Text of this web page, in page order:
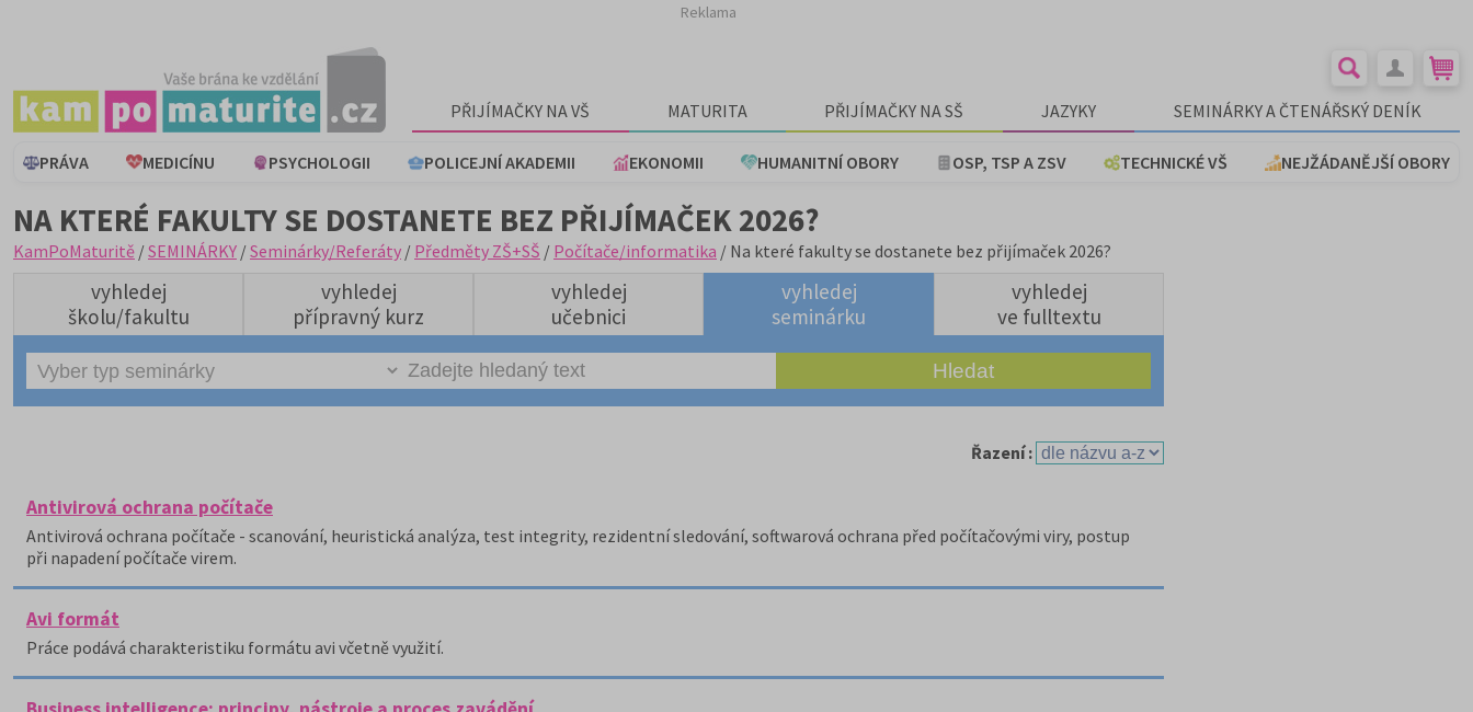
Reklama
PŘIJÍMAČKY NA VŠ MATURITA PŘIJÍMAČKY NA SŠ JAZYKY SEMINÁRKY A ČTENÁŘSKÝ DENÍK
PRÁVA MEDICÍNU PSYCHOLOGII POLICEJNÍ AKADEMII EKONOMII HUMANITNÍ OBORY OSP, TSP A ZSV TECHNICKÉ VŠ NEJŽÁDANĚJŠÍ OBORY
NA KTERÉ FAKULTY SE DOSTANETE BEZ PŘIJÍMAČEK 2026?
KamPoMaturitě /SEMINÁRKY /Seminárky/Referáty / Předměty ZŠ+SŠ / Počítače/informatika / Na které fakulty se dostanete bez přijímaček 2026?
vyhledej
školu/fakultu
vyhledej
přípravný kurz
vyhledej
učebnici
vyhledej
seminárku
vyhledej
ve fulltextu
Řazení :
Antivirová ochrana počítače
Antivirová ochrana počítače - scanování, heuristická analýza, test integrity, rezidentní sledování, softwarová ochrana před počítačovými viry, postup
při napadení počítače virem.
Avi formát
Práce podává charakteristiku formátu avi včetně využití.